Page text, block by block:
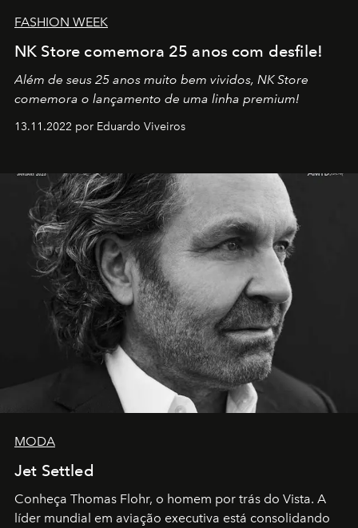
FASHION WEEK
NK Store comemora 25 anos com desfile!
Além de seus 25 anos muito bem vividos, NK Store
comemora o lançamento de uma linha premium!
13.11.2022 por Eduardo Viveiros
MODA
Jet Settled
Conheça Thomas Flohr, o homem por trás do Vista. A
líder mundial em aviação executiva está consolidando